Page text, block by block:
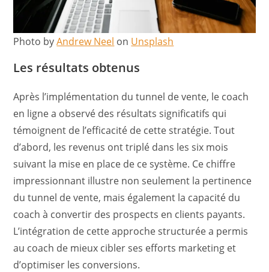
Photo byAndrew Neel on Unsplash
Les résultats obtenus
Après l’implémentation du tunnel de vente, le coach
en ligne a observé des résultats significatifs qui
témoignent de l’efficacité de cette stratégie. Tout
d’abord, les revenus ont triplé dans les six mois
suivant la mise en place de ce système. Ce chiffre
impressionnant illustre non seulement la pertinence
du tunnel de vente, mais également la capacité du
coach à convertir des prospects en clients payants.
L’intégration de cette approche structurée a permis
au coach de mieux cibler ses efforts marketing et
d’optimiser les conversions.